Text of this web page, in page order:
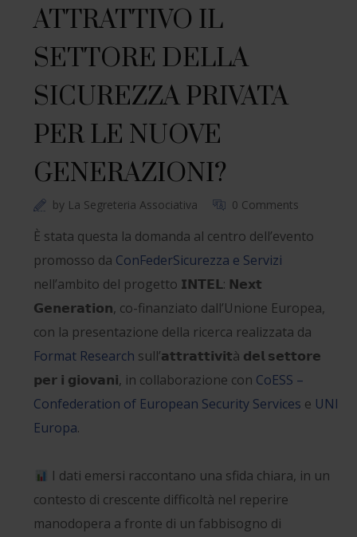
ATTRATTIVO IL
SETTORE DELLA
SICUREZZA PRIVATA
PER LE NUOVE
GENERAZIONI?
by La Segreteria Associativa 0 Comments
È stata questa la domanda al centro dell’evento
promosso da ConFederSicurezza e Servizi
nell’ambito del progetto 𝗜𝗡𝗧𝗘𝗟: 𝗡𝗲𝘅𝘁
𝗚𝗲𝗻𝗲𝗿𝗮𝘁𝗶𝗼𝗻, co-finanziato dall’Unione Europea,
con la presentazione della ricerca realizzata da
Format Research sull’𝗮𝘁𝘁𝗿𝗮𝘁𝘁𝗶𝘃𝗶𝘁à 𝗱𝗲𝗹 𝘀𝗲𝘁𝘁𝗼𝗿𝗲
𝗽𝗲𝗿 𝗶 𝗴𝗶𝗼𝘃𝗮𝗻𝗶, in collaborazione con CoESS –
Confederation of European Security Services e UNI
Europa.
I dati emersi raccontano una sfida chiara, in un
contesto di crescente difficoltà nel reperire
manodopera a fronte di un fabbisogno di